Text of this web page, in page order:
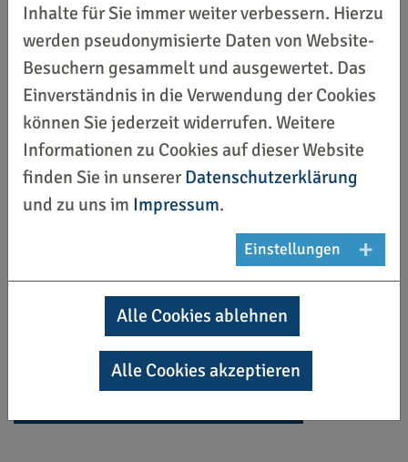
Mit dem Regionsfonds Vielfalt und Teilhabe
werden kleine und größere Projekte unterstützt,
die das Zusammenleben von Menschen
unterschiedlicher ethnischer, kultureller und
religiöser Prägung in der Region Hannover
fördern und der gleichberechtigten Teilhabe von
Menschen mit Migrationsgeschichte dienen.
Damit aus Ihren Ideen echte Projekte werden,
stellt die Region Hannover ab sofort jährlich
200.000 € für Projektvorhaben zur Verfügung.
Weitere Informationen zum Regionsfonds Vielfalt
und Teilhabe sowie die Antragsformulare finden
Sie auf unserer Homepage unter:
Inhalte für Sie immer weiter verbessern. Hierzu
werden pseudonymisierte Daten von Website-
Besuchern gesammelt und ausgewertet. Das
Einverständnis in die Verwendung der Cookies
können Sie jederzeit widerrufen. Weitere
Informationen zu Cookies auf dieser Website
finden Sie in unsererDatenschutzerklärung
und zu uns im Impressum.
Einstellungen
Alle Cookies ablehnen
Alle Cookies akzeptieren